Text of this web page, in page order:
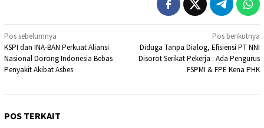
Navigasi
pos
Pos sebelumnya
KSPI dan INA-BAN Perkuat Aliansi
Nasional Dorong Indonesia Bebas
Penyakit Akibat Asbes
Pos berikutnya
Diduga Tanpa Dialog, Efisiensi PT NNI
Disorot Serikat Pekerja : Ada Pengurus
FSPMI & FPE Kena PHK
POS TERKAIT